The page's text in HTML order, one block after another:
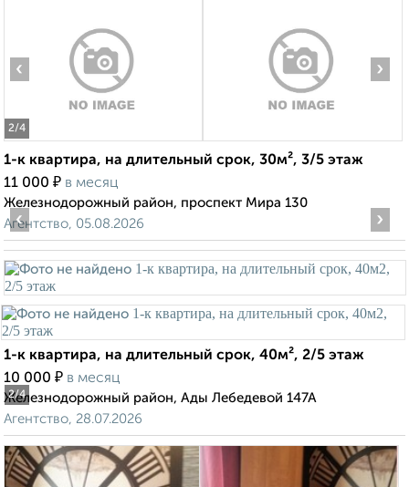
2/4
‹ ›
1-к квартира, на длительный срок, 30м², 3/5 этаж
11 000 ₽ в месяц
Железнодорожный район, проспект Мира 130
Агентство, 05.08.2026
2/4
‹ ›
1-к квартира, на длительный срок, 40м², 2/5 этаж
10 000 ₽ в месяц
Железнодорожный район, Ады Лебедевой 147А
Агентство, 28.07.2026